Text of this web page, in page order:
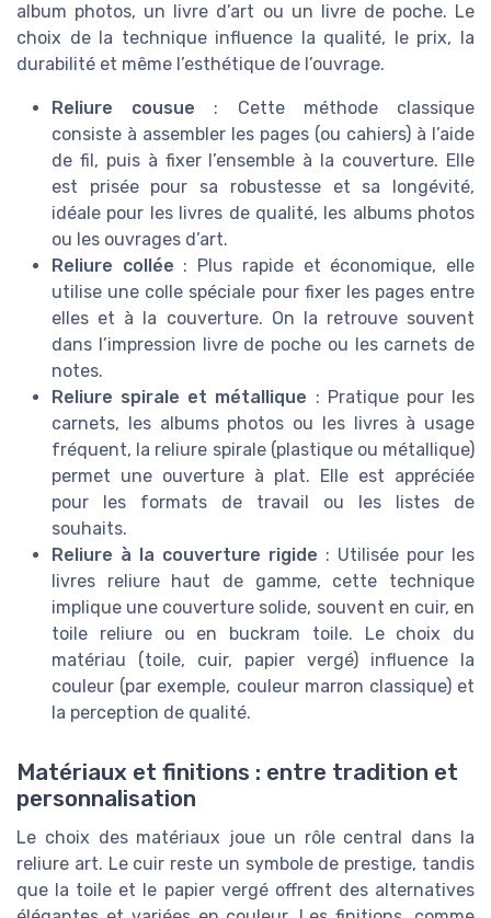
album photos, un livre d’art ou un livre de poche. Le
choix de la technique influence la qualité, le prix, la
durabilité et même l’esthétique de l’ouvrage.
Reliure cousue : Cette méthode classique
consiste à assembler les pages (ou cahiers) à l’aide
de fil, puis à fixer l’ensemble à la couverture. Elle
est prisée pour sa robustesse et sa longévité,
idéale pour les livres de qualité, les albums photos
ou les ouvrages d’art.
Reliure collée : Plus rapide et économique, elle
utilise une colle spéciale pour fixer les pages entre
elles et à la couverture. On la retrouve souvent
dans l’impression livre de poche ou les carnets de
notes.
Reliure spirale et métallique : Pratique pour les
carnets, les albums photos ou les livres à usage
fréquent, la reliure spirale (plastique ou métallique)
permet une ouverture à plat. Elle est appréciée
pour les formats de travail ou les listes de
souhaits.
Reliure à la couverture rigide : Utilisée pour les
livres reliure haut de gamme, cette technique
implique une couverture solide, souvent en cuir, en
toile reliure ou en buckram toile. Le choix du
matériau (toile, cuir, papier vergé) influence la
couleur (par exemple, couleur marron classique) et
la perception de qualité.
Matériaux et finitions : entre tradition et
personnalisation
Le choix des matériaux joue un rôle central dans la
reliure art. Le cuir reste un symbole de prestige, tandis
que la toile et le papier vergé offrent des alternatives